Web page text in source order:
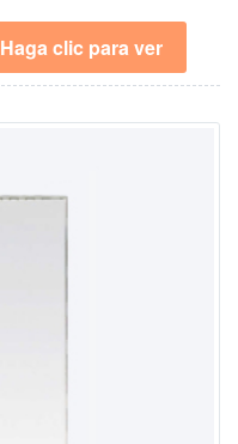
Haga clic para ver